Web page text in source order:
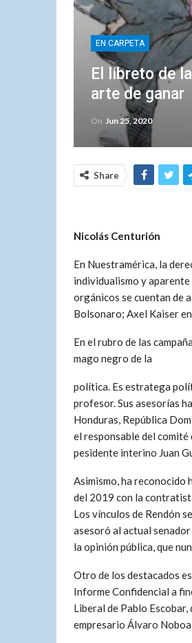
EN CARPETA
El libreto de
arte de ganar
On Jun 25, 2020
Share
Nicolás Centurión
En Nuestramérica, la
individualismo y
orgánicos se cuentan de
Bolsonaro; Axel Kaiser
En el rubro de las
mago negro de la
política. Es estratega
profesor. Sus asesorías
Honduras, República
el responsable del
pesidente interino Juan
Asimismo, ha
del 2019 con la
Los vínculos de Rendón
asesoró al actual
la opinión pública, que
Otro de los destacados
Informe Confidencial a
Liberal de Pablo
empresario Álvaro